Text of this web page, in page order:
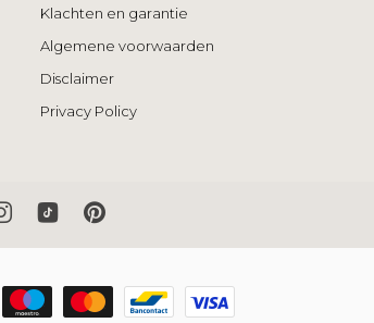
Klachten en garantie
Algemene voorwaarden
Disclaimer
Privacy Policy